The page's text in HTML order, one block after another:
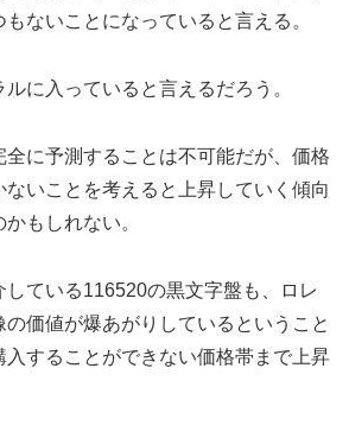
もないことになっていると言える。
に入っていると言えるだろう。
に予測することは不可能だが、価格
いことを考えると上昇していく傾向
もしれない。
している116520の黒文字盤も、ロレ
の価値が爆あがりしているということ
入することができない価格帯まで上昇